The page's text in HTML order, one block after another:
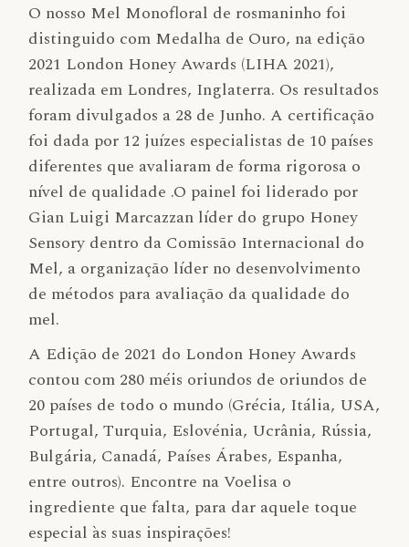
O nosso Mel Monofloral de rosmaninho foi
distinguido com Medalha de Ouro, na edição
2021 London Honey Awards (LIHA 2021),
realizada em Londres, Inglaterra. Os resultados
foram divulgados a 28 de Junho. A certificação
foi dada por 12 juízes especialistas de 10 países
diferentes que avaliaram de forma rigorosa o
nível de qualidade .O painel foi liderado por
Gian Luigi Marcazzan líder do grupo Honey
Sensory dentro da Comissão Internacional do
Mel, a organização líder no desenvolvimento
de métodos para avaliação da qualidade do
mel.
A Edição de 2021 do London Honey Awards
contou com 280 méis oriundos de oriundos de
20 países de todo o mundo (Grécia, Itália, USA,
Portugal, Turquia, Eslovénia, Ucrânia, Rússia,
Bulgária, Canadá, Países Árabes, Espanha,
entre outros). Encontre na Voelisa o
ingrediente que falta, para dar aquele toque
especial às suas inspirações!